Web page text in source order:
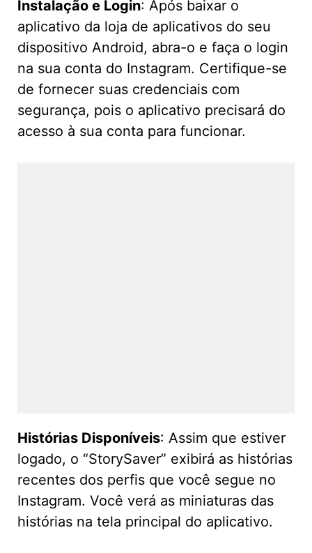
Instalação e Login: Após baixar o
aplicativo da loja de aplicativos do seu
dispositivo Android, abra-o e faça o login
na sua conta do Instagram. Certifique-se
de fornecer suas credenciais com
segurança, pois o aplicativo precisará do
acesso à sua conta para funcionar.
Histórias Disponíveis: Assim que estiver
logado, o “StorySaver” exibirá as histórias
recentes dos perfis que você segue no
Instagram. Você verá as miniaturas das
histórias na tela principal do aplicativo.